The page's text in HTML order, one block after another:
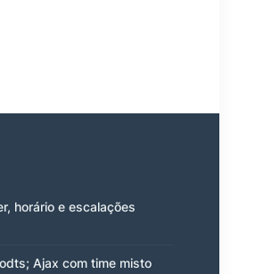
horário e escalações
Ajax com time misto